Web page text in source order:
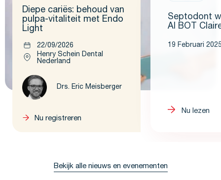
Diepe cariës: behoud van
pulpa-vitaliteit met Endo
Light
22/09/2026
Henry Schein Dental
Nederland
Drs. Eric Meisberger
Nu registreren
Septodont
AI BOT
19 Februari
Nu lezen
Bekijk alle nieuws en evenementen